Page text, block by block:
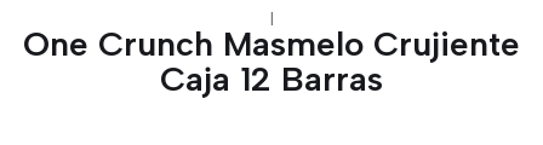
|
One Crunch Masmelo Crujiente
Caja 12 Barras